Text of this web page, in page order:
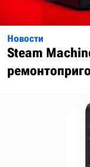
Новости
Steam